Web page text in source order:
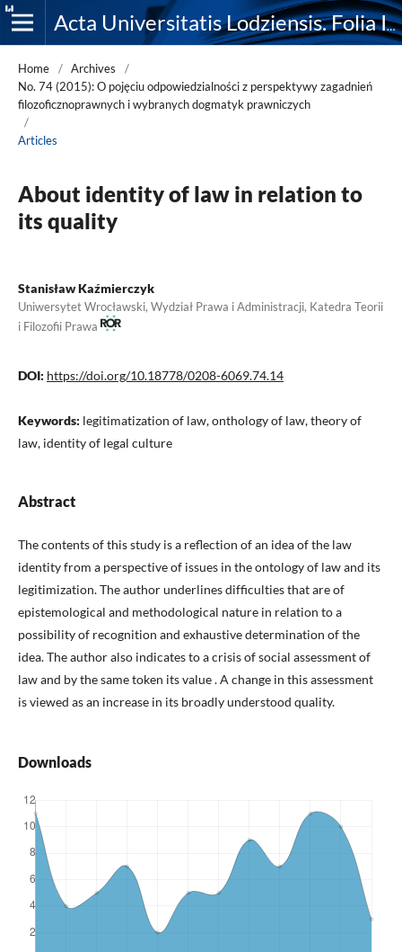
Acta Universitatis Lodziensis. Folia Iuridica
Home / Archives
/
No. 74 (2015): O pojęciu odpowiedzialności z perspektywy zagadnień
filozoficznoprawnych i wybranych dogmatyk prawniczych
/
Articles
About identity of law in relation to
its quality
Stanisław Kaźmierczyk
Uniwersytet Wrocławski, Wydział Prawa i Administracji, Katedra Teorii
i Filozofii Prawa
DOI: https://doi.org/10.18778/0208-6069.74.14
Keywords: legitimatization of law, onthology of law, theory of
law, identity of legal culture
Abstract
The contents of this study is a reflection of an idea of the law
identity from a perspective of issues in the ontology of law and its
legitimization. The author underlines difficulties that are of
epistemological and methodological nature in relation to a
possibility of recognition and exhaustive determination of the
idea. The author also indicates to a crisis of social assessment of
law and by the same token its value . A change in this assessment
is viewed as an increase in its broadly understood quality.
Downloads